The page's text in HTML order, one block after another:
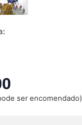
ser encomendado)